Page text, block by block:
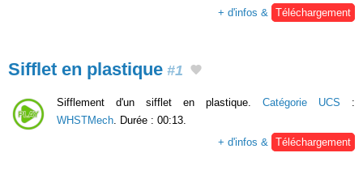
+ d'infos & Téléchargement
Sifflet en plastique #1
Sifflement d'un sifflet en plastique. Catégorie UCS :
WHSTMech . Durée : 00:13.
+ d'infos &
Téléchargement